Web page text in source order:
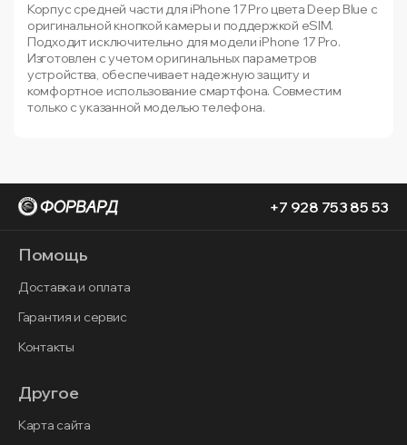
Корпус средней части для iPhone 17 Pro цвета Deep Blue с
оригинальной кнопкой камеры и поддержкой eSIM.
Подходит исключительно для модели iPhone 17 Pro.
Изготовлен с учетом оригинальных параметров
устройства, обеспечивает надежную защиту и
комфортное использование смартфона. Совместим
только с указанной моделью телефона.
+7 928 753 85 53
Помощь
Доставка и оплата
Гарантия и сервис
Контакты
Другое
Карта сайта